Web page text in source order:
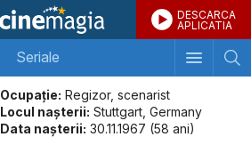
DESCARCA
APLICATIA
Seriale
Ocupație: Regizor, scenarist
Locul naşterii: Stuttgart, Germany
Data naşterii: 30.11.1967 (58 ani)